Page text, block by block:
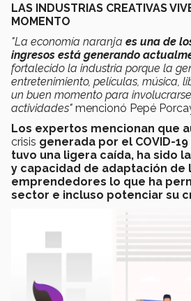
LAS INDUSTRIAS CREATIVAS
MOMENTO
"La economía naranja es una de
ingresos está generando
fortalecido la industria porque la
entretenimiento, películas, música,
un buen momento para
actividades" mencionó Pepé
Los expertos mencionan que
crisis generada por el COVID-19
tuvo una ligera caída, ha sido
y capacidad de adaptación de
emprendedores lo que ha
sector e incluso potenciar su